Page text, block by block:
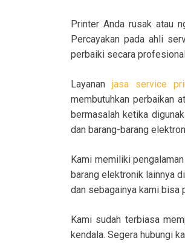
Printer Anda rusak atau
Percayakan pada ahli
perbaiki secara
Layanan jasa service
membutuhkan perbaikan
bermasalah ketika
dan barang-barang
Kami memiliki
barang elektronik lainnya
dan sebagainya kami bisa
Kami sudah terbiasa
kendala. Segera hubungi